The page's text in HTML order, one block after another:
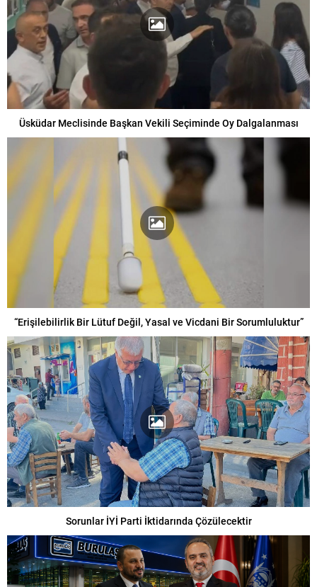
Üsküdar Meclisinde Başkan Vekili Seçiminde Oy Dalgalanması
“Erişilebilirlik Bir Lütuf Değil, Yasal ve Vicdani Bir Sorumluluktur”
Sorunlar İYİ Parti İktidarında Çözülecektir